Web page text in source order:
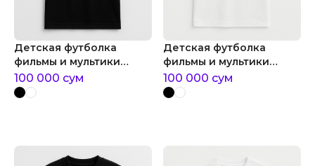
Детская футболка
фильмы и мультики
гарри поттер
100 000 сум
Детская футболка
фильмы и мультики
гарри поттер и
философский камень
100 000 сум